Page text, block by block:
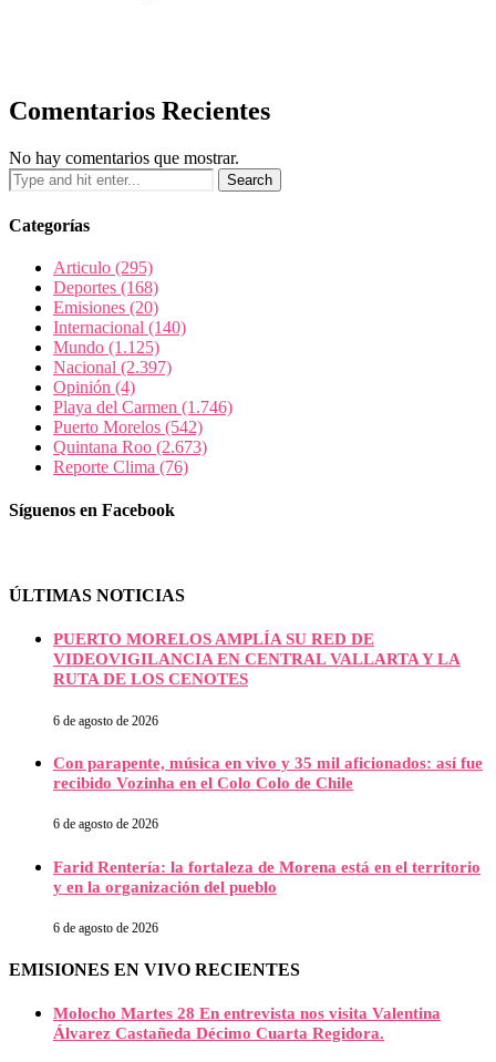
Comentarios Recientes
No hay comentarios que mostrar.
Categorías
Articulo (295)
Deportes (168)
Emisiones (20)
Internacional (140)
Mundo (1.125)
Nacional (2.397)
Opinión (4)
Playa del Carmen (1.746)
Puerto Morelos (542)
Quintana Roo (2.673)
Reporte Clima (76)
Síguenos en Facebook
ÚLTIMAS NOTICIAS
PUERTO MORELOS AMPLÍA SU RED DE
VIDEOVIGILANCIA EN CENTRAL VALLARTA Y LA
RUTA DE LOS CENOTES
6 de agosto de 2026
Con parapente, música en vivo y 35 mil aficionados: así fue
recibido Vozinha en el Colo Colo de Chile
6 de agosto de 2026
Farid Rentería: la fortaleza de Morena está en el territorio
y en la organización del pueblo
6 de agosto de 2026
EMISIONES EN VIVO RECIENTES
Molocho Martes 28 En entrevista nos visita Valentina
Álvarez Castañeda Décimo Cuarta Regidora.